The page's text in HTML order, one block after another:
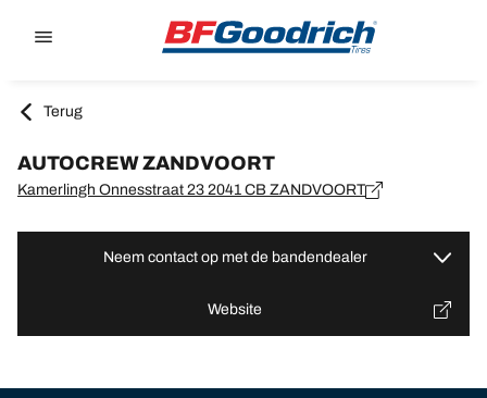
Terug
AUTOCREW ZANDVOORT
Kamerlingh Onnesstraat 23 2041 CB ZANDVOORT
Neem contact op met de bandendealer
Website